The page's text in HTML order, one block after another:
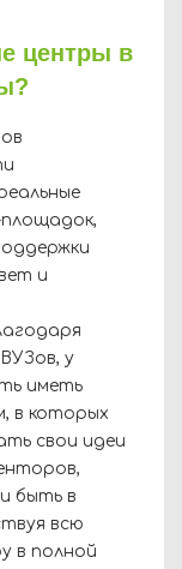
центры в
и
у
иметь
в которых
свои идеи
быть в
всю
в полной